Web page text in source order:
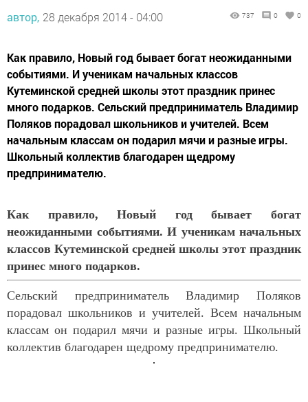
автор, 28 декабря 2014 - 04:00 737 0 0
Как правило, Новый год бывает богат неожиданными
событиями. И ученикам начальных классов
Кутеминской средней школы этот праздник принес
много подарков. Сельский предприниматель Владимир
Поляков порадовал школьников и учителей. Всем
начальным классам он подарил мячи и разные игры.
Школьный коллектив благодарен щедрому
предпринимателю.
Как правило, Новый год бывает богат
неожиданными событиями. И ученикам начальных
классов Кутеминской средней школы этот праздник
принес много подарков.
Сельский предприниматель Владимир Поляков
порадовал школьников и учителей. Всем начальным
классам он подарил мячи и разные игры. Школьный
коллектив благодарен щедрому предпринимателю.